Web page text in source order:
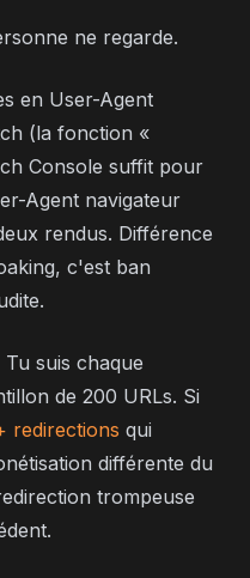
ne regarde.
en User-Agent
(la fonction «
Console suffit pour
Agent navigateur
rendus. Différence
c'est ban
suis chaque
de 200 URLs. Si
redirections qui
différente du
trompeuse